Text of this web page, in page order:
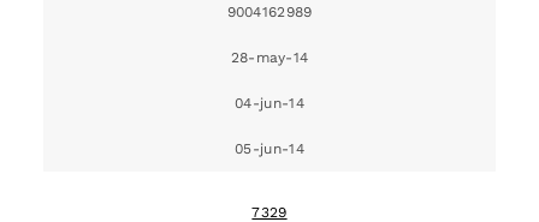
9004162989
28-may-14
04-jun-14
05-jun-14
7329